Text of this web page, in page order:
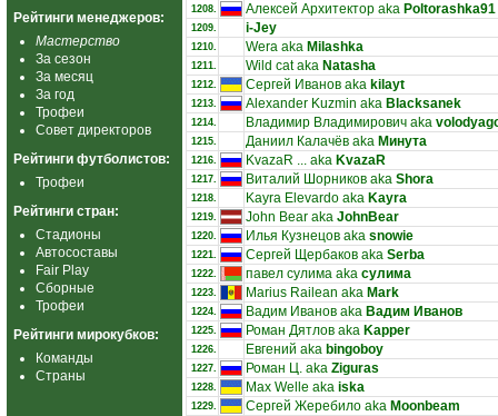
Рейтинги менеджеров:
Мастерство
За сезон
За месяц
За год
Трофеи
Совет директоров
Рейтинги футболистов:
Трофеи
Рейтинги стран:
Стадионы
Автосоставы
Fair Play
Сборные
Трофеи
Рейтинги мирокубков:
Команды
Страны
1208. Алексей Архитектор aka Poltorashka91
1209. i-Jey
1210. Wera aka Milashka
1211. Wild cat aka Natasha
1212. Сергей Иванов aka kilayt
1213. Alexander Kuzmin aka Blacksanek
1214. Владимир Владимирович aka
1215. Даниил Калачёв aka Минута
1216. KvazaR ... aka KvazaR
1217. Виталий Шорников aka Shora
1218. Kayra Elevardo aka Kayra
1219. John Bear aka JohnBear
1220. Илья Кузнецов aka snowie
1221. Сергей Щербаков aka Serba
1222. павел сулима aka сулима
1223. Marius Railean aka Mark
1224. Вадим Иванов aka Вадим Иванов
1225. Роман Дятлов aka Kapper
1226. Евгений aka bingoboy
1227. Роман Ц. aka Ziguras
1228. Max Welle aka iska
1229. Сергей Жеребило aka Moonbeam